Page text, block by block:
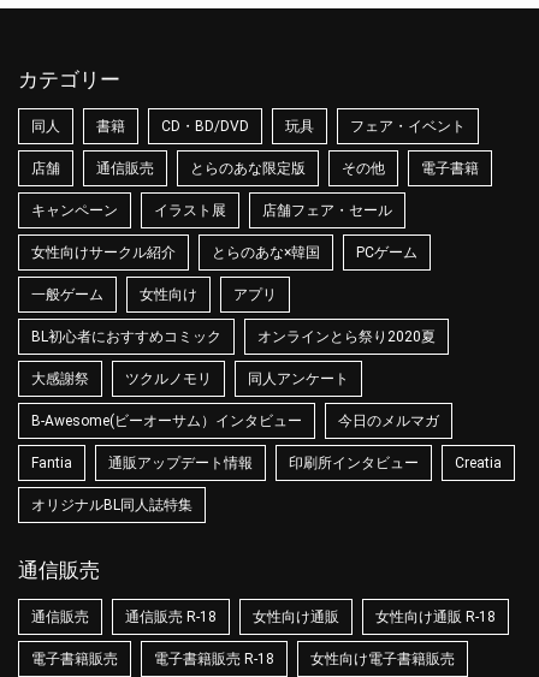
カテゴリー
同人 書籍 CD・BD/DVD 玩具 フェア・イベント
店舗 通信販売 とらのあな限定版 その他 電子書籍
キャンペーン イラスト展 店舗フェア・セール
女性向けサークル紹介 とらのあな×韓国 PCゲーム
一般ゲーム 女性向け アプリ
BL初心者におすすめコミック オンラインとら祭り2020夏
大感謝祭 ツクルノモリ 同人アンケート
B-Awesome(ビーオーサム）インタビュー 今日のメルマガ
Fantia 通販アップデート情報 印刷所インタビュー Creatia
オリジナルBL同人誌特集
通信販売
通信販売 通信販売 R-18 女性向け通販 女性向け通販 R-18
電子書籍販売 電子書籍販売 R-18 女性向け電子書籍販売